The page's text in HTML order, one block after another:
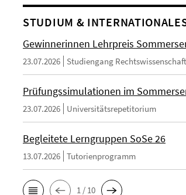
STUDIUM &
Gewinnerinnen Lehrpreis
23.07.2026 Studiengang Rechtswissenschaft
Prüfungssimulationen im
23.07.2026 Universitätsrepetitorium
Begleitete Lerngruppen SoSe 26
13.07.2026 Tutorienprogramm
1 / 10